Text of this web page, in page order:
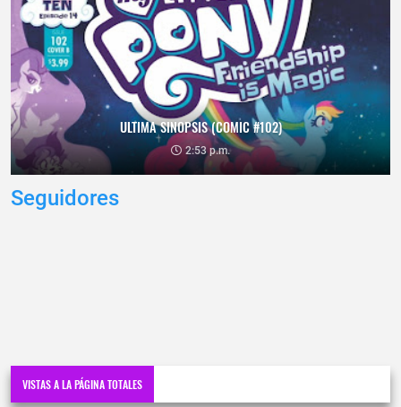
ULTIMA SINOPSIS (COMIC #102)
2:53 p.m.
Seguidores
VISTAS A LA PÁGINA TOTALES